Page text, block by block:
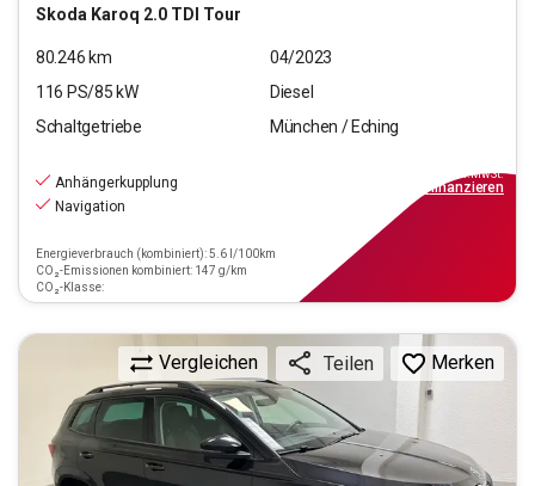
Skoda Karoq 2.0 TDI Tour
80.246 km
04/2023
116 PS/85 kW
Diesel
Schaltgetriebe
München / Eching
Anhängerkupplung
Navigation
Energieverbrauch (kombiniert): 5.6 l/100km
CO₂-Emissionen kombiniert: 147 g/km
CO₂-Klasse:
inkl.MwSt.
finanzieren
Vergleichen Teilen Merken